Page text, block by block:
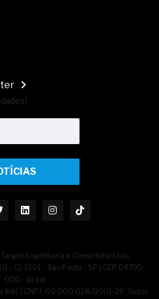
Engenharia e Consultoria Ltda.
- Cj. 1501 - São Paulo - SP | CEP 04795-
000 - Brasil
881 | CNPJ: 00.000.028/0001-29. Todos